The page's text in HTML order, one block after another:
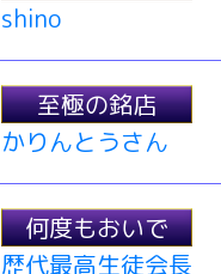
shino
至極の銘店
かりんとうさん
何度もおいで
歴代最高生徒会長